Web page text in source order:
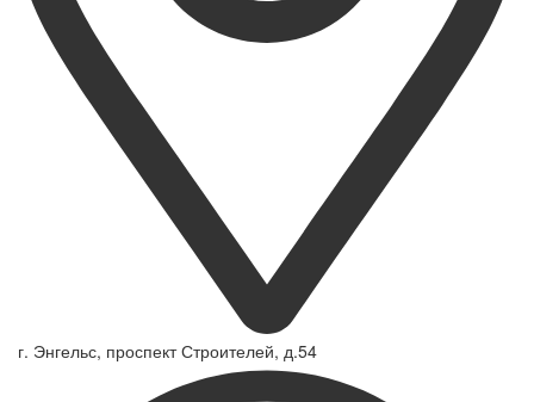
г. Энгельс, проспект Строителей, д.54